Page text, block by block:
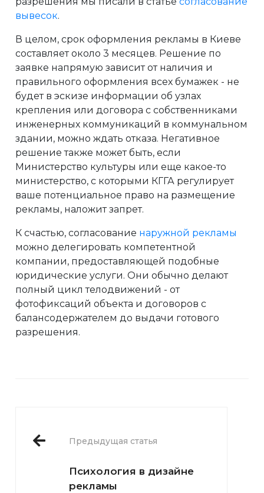
вывесок.
В целом, срок оформления рекламы в Киеве
составляет около 3 месяцев. Решение по
заявке напрямую зависит от наличия и
правильного оформления всех бумажек - не
будет в эскизе информации об узлах
крепления или договора с собственниками
инженерных коммуникаций в коммунальном
здании, можно ждать отказа. Негативное
решение также может быть, если
Министерство культуры или еще какое-то
министерство, с которыми КГГА регулирует
ваше потенциальное право на размещение
рекламы, наложит запрет.
К счастью, согласование наружной рекламы
можно делегировать компетентной
компании, предоставляющей подобные
юридические услуги. Они обычно делают
полный цикл телодвижений - от
фотофиксаций объекта и договоров с
балансодержателем до выдачи готового
разрешения.
Предыдущая статья
Психология в дизайне
рекламы